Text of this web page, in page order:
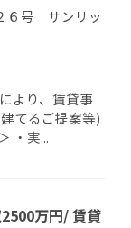
６号 サンリッ
より、賃貸事
てるご提案等)
・実...
万円/ 賃貸